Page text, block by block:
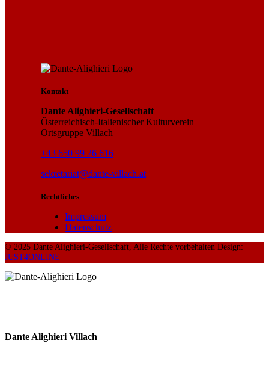
Kontakt
Dante Alighieri-Gesellschaft
Österreichisch-Italienischer Kulturverein
Ortsgruppe Villach
+43 650 99 26 616
sekretariat@dante-villach.at
Rechtliches
Impressum
Datenschutz
© 2025 Dante Alighieri-Gesellschaft, Alle Rechte vorbehalten Design:
JUST4ONLINE
Dante Alighieri Villach